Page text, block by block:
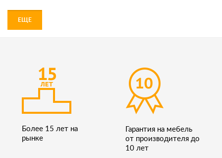
ЕЩЕ
Более 15 лет на
рынке
Гарантия на мебель
от производителя до
10 лет